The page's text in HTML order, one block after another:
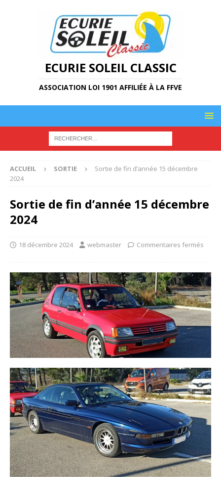
ECURIE SOLEIL CLASSIC
ASSOCIATION LOI 1901 AFFILIÉE À LA FFVE
ACCUEIL SORTIE
Sortie de fin d’année 15 décembre
2024
Sortie de fin d’année 15 décembre
2024
18 décembre 2024 webmaster Commentaires fermés